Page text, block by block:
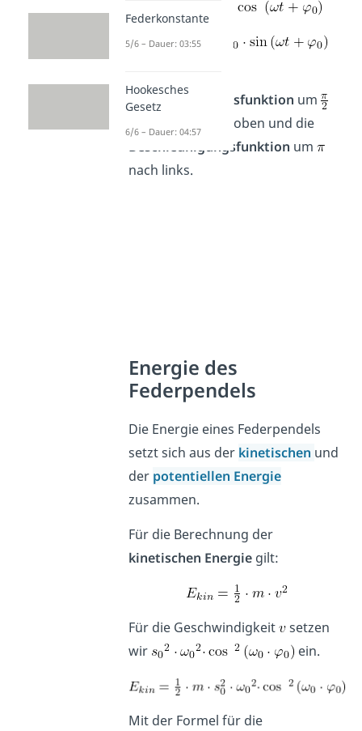
Geschwindigkeitsfunktion um
nach links verschoben und die
Beschleunigungsfunktion um
nach links.
Energie des
Federpendels
Die Energie eines Federpendels
setzt sich aus der kinetischen und
der potentiellen Energie
zusammen.
Für die Berechnung der
kinetischen Energiegilt:
Für die Geschwindigkeit setzen
wir
ein.
Mit der Formel für die
Federkonstante
5/6 – Dauer: 03:55
Hookesches
Gesetz
6/6 – Dauer: 04:57